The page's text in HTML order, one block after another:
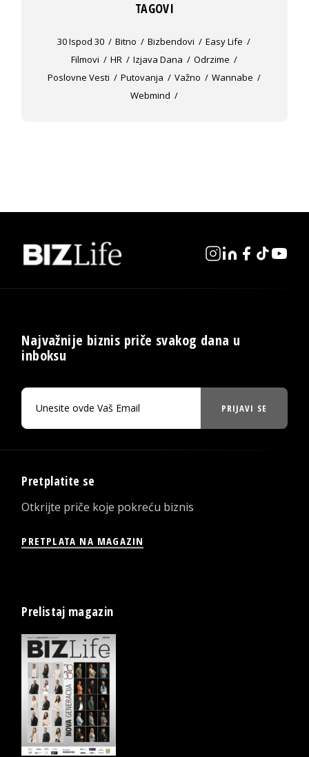
TAGOVI
30 Ispod 30 Bitno Bizbendovi
Easy Life
Filmovi
HR Izjava Dana
Odrzime
Poslovne Vesti
Putovanja Važno
Wannabe
Webmind
Najvažnije biznis priče svakog dana u
inboksu
PRIJAVI SE
Pretplatite se
Otkrijte priče koje pokreću biznis
PRETPLATA NA MAGAZIN
Prelistaj magazin